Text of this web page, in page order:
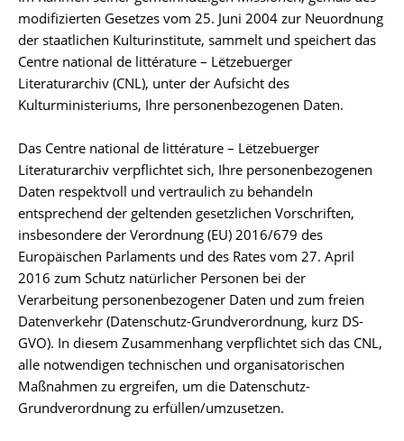
modifizierten Gesetzes vom 25. Juni 2004 zur Neuordnung
der staatlichen Kulturinstitute, sammelt und speichert das
Centre national de littérature – Lëtzebuerger
Literaturarchiv (CNL), unter der Aufsicht des
Kulturministeriums, Ihre personenbezogenen Daten.
Das Centre national de littérature – Lëtzebuerger
Literaturarchiv verpflichtet sich, Ihre personenbezogenen
Daten respektvoll und vertraulich zu behandeln
entsprechend der geltenden gesetzlichen Vorschriften,
insbesondere der Verordnung (EU) 2016/679 des
Europäischen Parlaments und des Rates vom 27. April
2016 zum Schutz natürlicher Personen bei der
Verarbeitung personenbezogener Daten und zum freien
Datenverkehr (Datenschutz-Grundverordnung, kurz DS-
GVO). In diesem Zusammenhang verpflichtet sich das CNL,
alle notwendigen technischen und organisatorischen
Maßnahmen zu ergreifen, um die Datenschutz-
Grundverordnung zu erfüllen/umzusetzen.